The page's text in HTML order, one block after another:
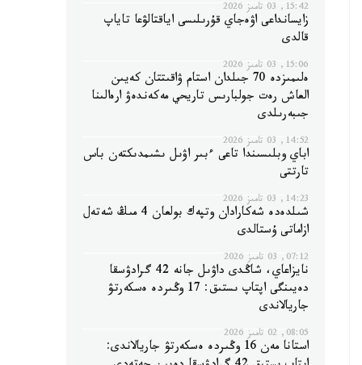
15:42, 03 تامىز 2026
زايسانداعى اۋەجاي قۇرىلىسى اياقتالۋعا تاياپ
قالدى
15:06, 03 تامىز 2026
ەلىمىزدە 70 جىلدان استام ۋاقىتتان كەيىن
العاش رەت جولبارىس تاريحي مەكەندەۋ ارەالىنا
جىبەرىلدى
14:52, 03 تامىز 2026
اباي وبلىسىندا تاعى ءبىر اۋىل ىشىمدىكتەن باس
تارتتى
14:23, 03 تامىز 2026
شىلدەدە شەكارادان وتپەك بولعان 4 مىڭ شەتەل
ازاماتى ۇستالدى
07:12, 03 تامىز 2026
نايزاعاي، شاڭدى داۋىل جانە 42 گرادۋسقا
دەيىنگى اپتاپ ىستىق: 17 وڭىردە ەسكەرتۋ
جاريالاندى
08:05, 02 تامىز 2026
استانا مەن 16 وڭىردە ەسكەرتۋ جاريالاندى: